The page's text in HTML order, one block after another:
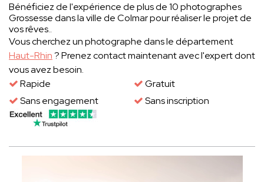
Bénéficiez de l'expérience de plus de 10 photographes
Grossesse dans la ville de Colmar pour réaliser le projet de
vos rêves..
Vous cherchez un photographe dans le département
Haut-Rhin? Prenez contact maintenant avec l'expert dont
vous avez besoin.
Rapide
Gratuit
Sans engagement
Sans inscription